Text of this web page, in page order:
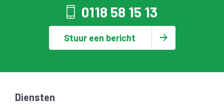
0118 58 15 13
Stuur een bericht
Diensten